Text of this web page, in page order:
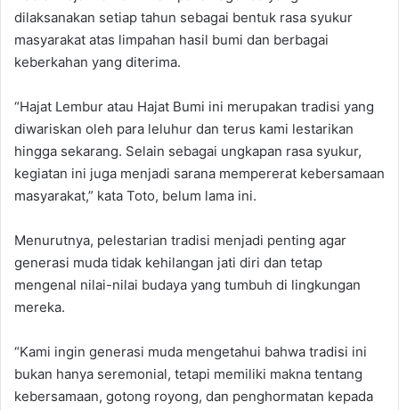
dilaksanakan setiap tahun sebagai bentuk rasa syukur
masyarakat atas limpahan hasil bumi dan berbagai
keberkahan yang diterima.
“Hajat Lembur atau Hajat Bumi ini merupakan tradisi yang
diwariskan oleh para leluhur dan terus kami lestarikan
hingga sekarang. Selain sebagai ungkapan rasa syukur,
kegiatan ini juga menjadi sarana mempererat kebersamaan
masyarakat,” kata Toto, belum lama ini.
Menurutnya, pelestarian tradisi menjadi penting agar
generasi muda tidak kehilangan jati diri dan tetap
mengenal nilai-nilai budaya yang tumbuh di lingkungan
mereka.
“Kami ingin generasi muda mengetahui bahwa tradisi ini
bukan hanya seremonial, tetapi memiliki makna tentang
kebersamaan, gotong royong, dan penghormatan kepada